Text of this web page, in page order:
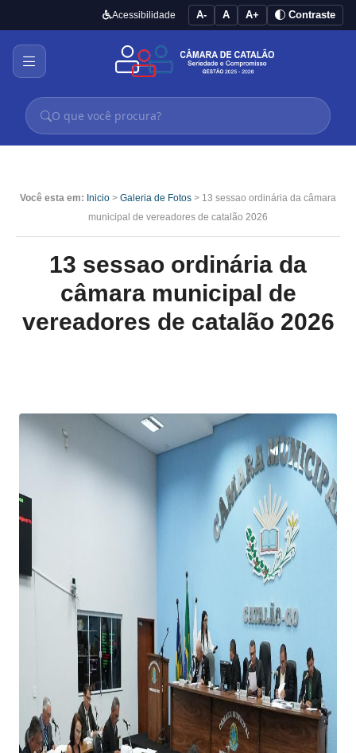
Acessibilidade A- A A+ Contraste
Você esta em: Inicio > Galeria de Fotos > 13 sessao ordinária da câmara
municipal de vereadores de catalão 2026
13 sessao ordinária da
câmara municipal de
vereadores de catalão 2026